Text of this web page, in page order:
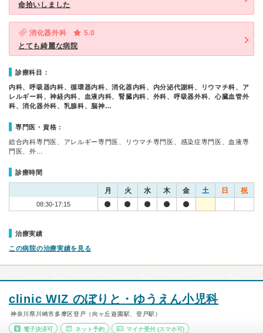
命拾いしました
消化器外科
5.0
とても綺麗な病院
診療科目：
内科、呼吸器内科、循環器内科、消化器内科、内分泌代謝科、リウマチ科、ア
レルギー科、神経内科、血液内科、腎臓内科、外科、呼吸器外科、心臓血管外
科、消化器外科、乳腺科、脳神…
専門医・資格：
総合内科専門医、アレルギー専門医、リウマチ専門医、感染症専門医、血液専
門医、外…
診療時間
月 火 水 木 金 土 日 祝
08:30-17:15
治療実績
この病院の治療実績を見る
clinic WIZ のぼりと・ゆうえん小児科
神奈川県川崎市多摩区登戸（向ヶ丘遊園駅、登戸駅）
電子決済可 ネット予約 マイナ受付 (スマホ可)